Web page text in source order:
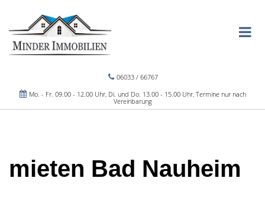
06033 / 66767
Mo. - Fr. 09.00 - 12.00 Uhr, Di. und Do. 13.00 - 15.00 Uhr, Termine nur nach
Vereinbarung
mieten Bad Nauheim